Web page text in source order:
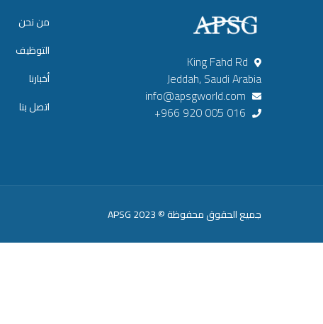
من نحن
التوظيف
أخبارنا
اتصل بنا
Jeddah, Saudi Arabia
+966 920 005 016
جميع الحقوق محفوظة © 2023 APSG